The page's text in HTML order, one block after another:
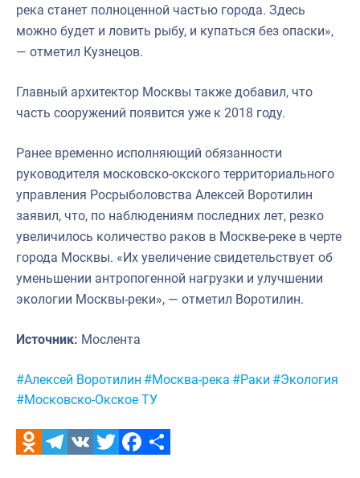
река станет полноценной частью города. Здесь
можно будет и ловить рыбу, и купаться без опаски»,
— отметил Кузнецов.
Главный архитектор Москвы также добавил, что
часть сооружений появится уже к 2018 году.
Ранее временно исполняющий обязанности
руководителя московско-окского территориального
управления Росрыболовства Алексей Воротилин
заявил, что, по наблюдениям последних лет, резко
увеличилось количество раков в Москве-реке в черте
города Москвы. «Их увеличение свидетельствует об
уменьшении антропогенной нагрузки и улучшении
экологии Москвы-реки», — отметил Воротилин.
Источник: Мослента
Метки:
#Алексей Воротилин #Москва-река #Раки #Экология
#Московско-Окское ТУ